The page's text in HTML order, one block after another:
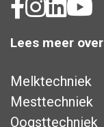
Lees meer over
Melktechniek
Mesttechniek
Oogsttechniek